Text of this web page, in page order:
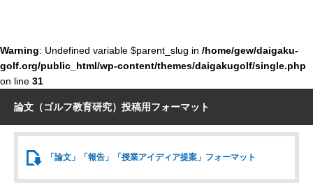
Warning: Undefined variable $parent_slug in /home/gew/daigaku-
golf.org/public_html/wp-content/themes/daigakugolf/single.php
on line 31
論文（ゴルフ教育研究）投稿用フォーマット
「論文」「報告」 「授業アイディア提案」 フォーマット